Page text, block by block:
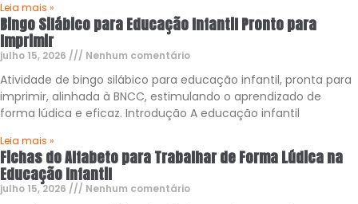
Leia mais »
Bingo Silábico para Educação Infantil Pronto para
Imprimir
julho 15, 2026 Nenhum comentário
Atividade de bingo silábico para educação infantil, pronta para
imprimir, alinhada à BNCC, estimulando o aprendizado de
forma lúdica e eficaz. Introdução A educação infantil
Leia mais »
Fichas do Alfabeto para Trabalhar de Forma Lúdica na
Educação Infantil
julho 15, 2026 Nenhum comentário